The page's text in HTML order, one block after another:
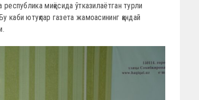
миқёсида ўтказилаётган турли
ютуқлар газета жамоасининг қандай